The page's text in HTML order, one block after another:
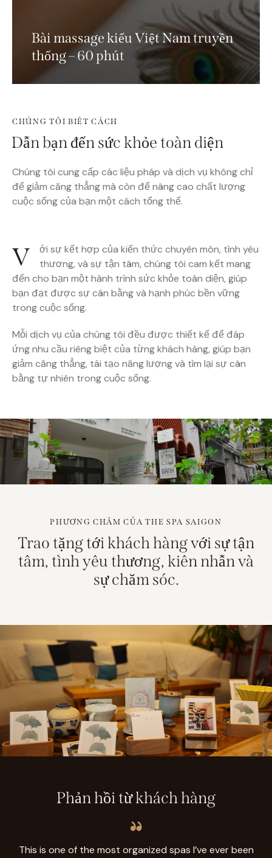
Bài massage kiểu Việt Nam truyền
thống – 60 phút
CHÚNG TÔI BIÊT CÁCH
Dẫn bạn đến sức khỏe toàn diện
Chúng tôi cung cấp các liệu pháp và dịch vụ không chỉ
để giảm căng thẳng mà còn để nâng cao chất lượng
cuộc sống của bạn một cách tổng thể.
V
ới sự kết hợp của kiến thức chuyên môn, tình yêu
thương, và sự tận tâm, chúng tôi cam kết mang
đến cho bạn một hành trình sức khỏe toàn diện, giúp
bạn đạt được sự cân bằng và hạnh phúc bền vững
trong cuộc sống.
Mỗi dịch vụ của chúng tôi đều được thiết kế để đáp
ứng nhu cầu riêng biệt của từng khách hàng, giúp bạn
giảm căng thẳng, tái tạo năng lượng và tìm lại sự cân
bằng tự nhiên trong cuộc sống.
PHƯƠNG CHÂM CỦA THE SPA SAIGON
Trao tặng tới khách hàng với sự tận
tâm, tình yêu thương, kiên nhẫn và
sự chăm sóc.
Phản hồi từ khách hàng
This is one of the most organized spas I’ve ever been